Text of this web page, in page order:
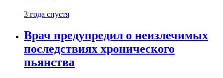
3 года спустя
Врач предупредил о неизлечимых
последствиях хронического
пьянства